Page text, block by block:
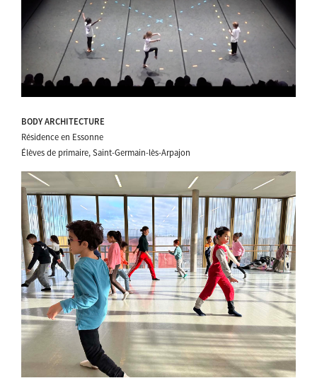
BODY ARCHITECTURE
Résidence en Essonne
Élèves de primaire, Saint-Germain-lès-Arpajon